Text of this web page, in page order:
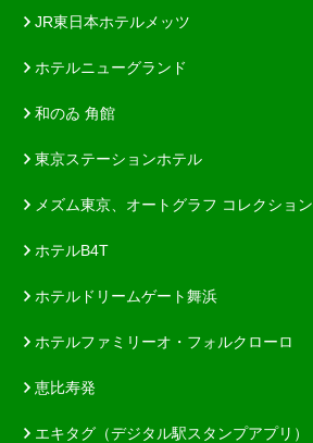
JR東日本ホテルメッツ
ホテルニューグランド
和のゐ 角館
東京ステーションホテル
メズム東京、オートグラフ コレクション
ホテルB4T
ホテルドリームゲート舞浜
ホテルファミリーオ・フォルクローロ
恵比寿発
エキタグ（デジタル駅スタンプアプリ）